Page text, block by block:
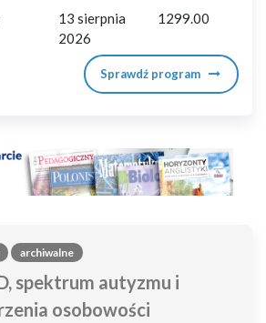
13 sierpnia
2026
1299.00
Sprawdź program
archiwalne
spektrum autyzmu i
osobowości